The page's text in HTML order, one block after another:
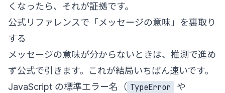
くなったら、それが証拠です。
公式リファレンスで「メッセージの意味」を裏取り
する
メッセージの意味が分からないときは、推測で進め
ず公式で引きます。これが結局いちばん速いです。
JavaScript の標準エラー名（ TypeError
や